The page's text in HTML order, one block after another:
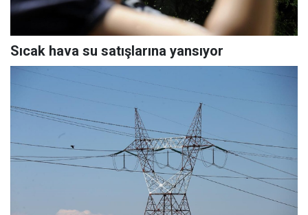
Sıcak hava su satışlarına yansıyor